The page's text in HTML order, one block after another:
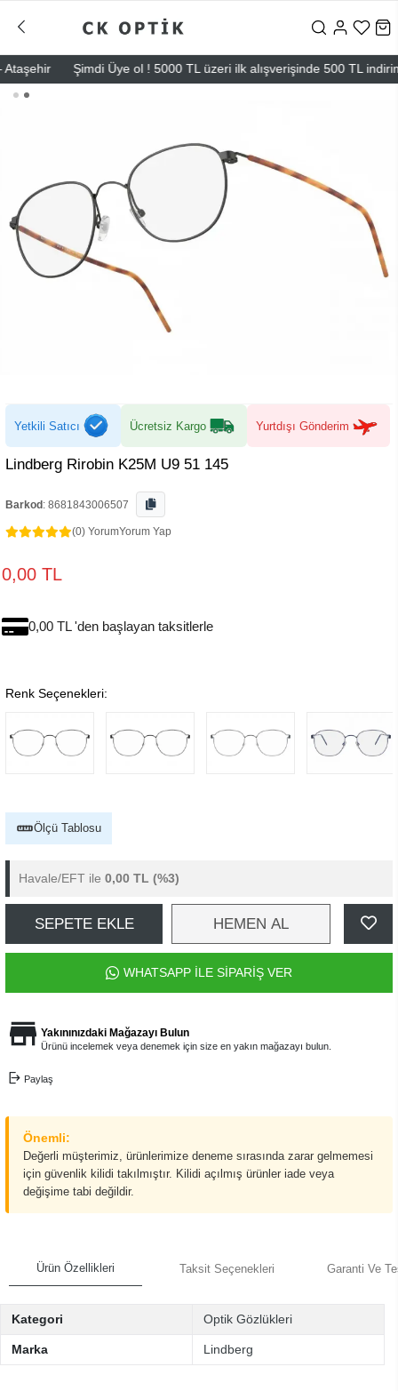
Şimdi Üye ol ! 5000 TL üzeri ilk alışverişinde 500 TL indirim
Yetkili Satıcı Ücretsiz Kargo Yurtdışı Gönderim
Lindberg Rirobin K25M U9 51 145
Barkod : 8681843006507
(0) YorumYorum Yap
0,00 TL
0,00 TL 'den başlayan taksitlerle
Renk Seçenekleri:
Ölçü Tablosu
Havale/EFT ile 0,00 TL (%3)
SEPETE EKLE HEMEN AL
WHATSAPP İLE SİPARİŞ VER
Yakınınızdaki Mağazayı Bulun
Ürünü incelemek veya denemek için size en yakın mağazayı bulun.
Paylaş
Önemli:
Değerli müşterimiz, ürünlerimize deneme sırasında zarar gelmemesi
için güvenlik kilidi takılmıştır. Kilidi açılmış ürünler iade veya
değişime tabi değildir.
Ürün Özellikleri Taksit Seçenekleri Garanti Ve
Kategori Optik Gözlükleri
Marka Lindberg